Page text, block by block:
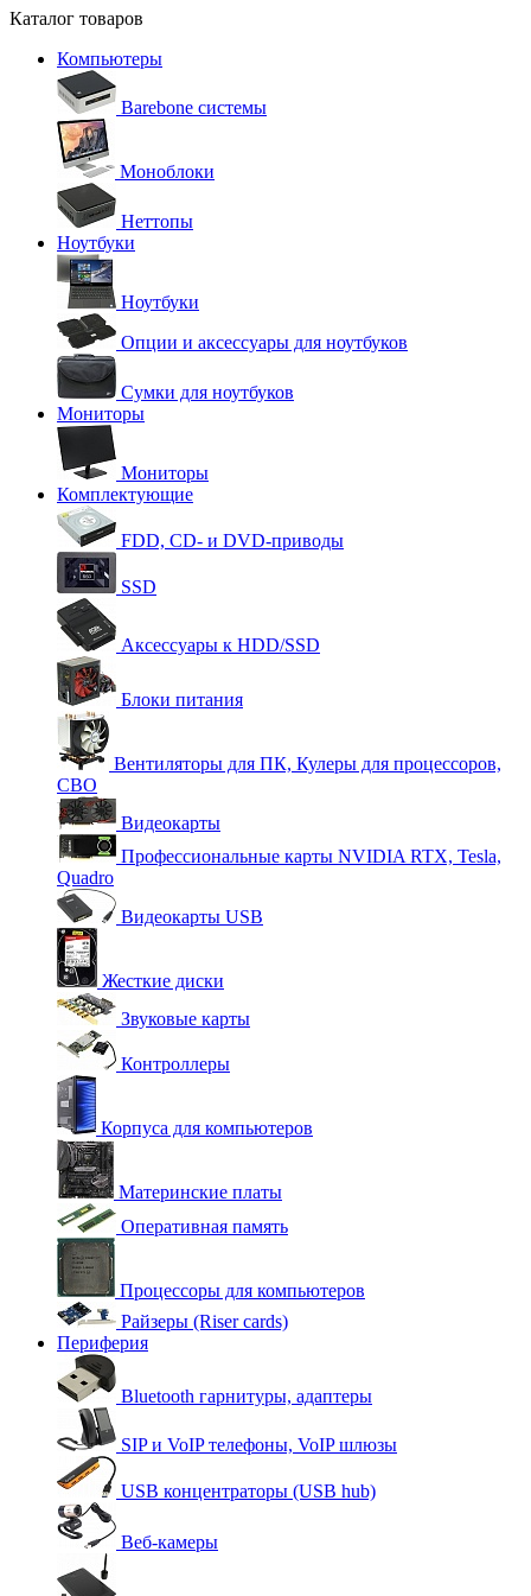
Каталог товаров
Компьютеры
Barebone системы
Моноблоки
Неттопы
Ноутбуки
Ноутбуки
Опции и аксессуары для ноутбуков
Сумки для ноутбуков
Мониторы
Мониторы
Комплектующие
FDD, CD- и DVD-приводы
SSD
Аксессуары к HDD/SSD
Блоки питания
Вентиляторы для ПК, Кулеры для процессоров,
СВО
Видеокарты
Профессиональные карты NVIDIA RTX, Tesla,
Quadro
Видеокарты USB
Жесткие диски
Звуковые карты
Контроллеры
Корпуса для компьютеров
Материнские платы
Оперативная память
Процессоры для компьютеров
Райзеры (Riser cards)
Периферия
Bluetooth гарнитуры, адаптеры
SIP и VoIP телефоны, VoIP шлюзы
USB концентраторы (USB hub)
Веб-камеры